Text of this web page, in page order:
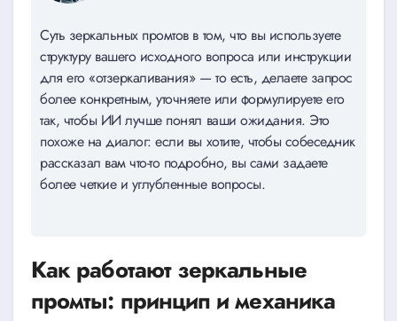
Суть зеркальных промтов в том, что вы используете
структуру вашего исходного вопроса или инструкции
для его «отзеркаливания» — то есть, делаете запрос
более конкретным, уточняете или формулируете его
так, чтобы ИИ лучше понял ваши ожидания. Это
похоже на диалог: если вы хотите, чтобы собеседник
рассказал вам что-то подробно, вы сами задаете
более четкие и углубленные вопросы.
Как работают зеркальные
промты: принцип и механика